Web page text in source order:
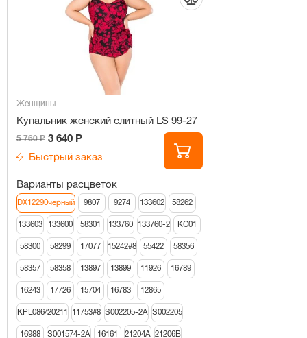
Женщины
Купальник женский слитный LS 99-27
5 760 Р 3 640 Р
Быстрый заказ
Варианты расцветок
DX12290черный 9807 9274 133602 58262
133603 133600 58301 133760 133760-2 КС01
58300 58299 17077 15242#8 55422 58356
58357 58358 13897 13899 11926 16789
16243 17726 15704 16783 12865
KPL086/20211 11753#8 S002205-2A S002205
16988 S001574-2A 16161 21204A 21206В